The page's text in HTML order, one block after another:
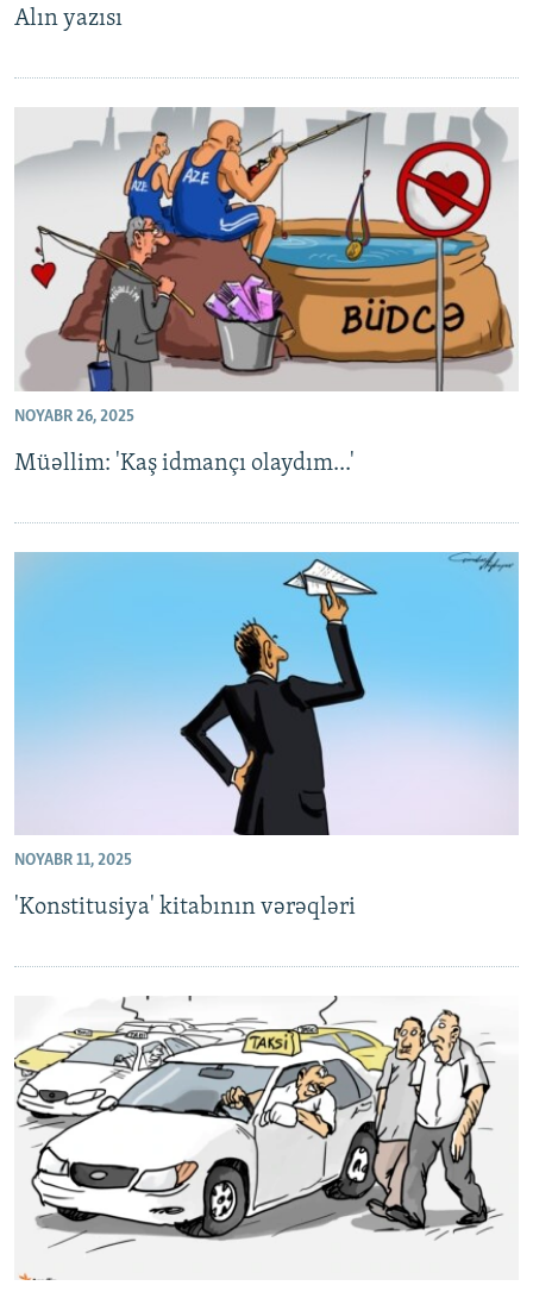
Alın yazısı
NOYABR 26, 2025
Müəllim: 'Kaş idmançı olaydım...'
NOYABR 11, 2025
'Konstitusiya' kitabının vərəqləri